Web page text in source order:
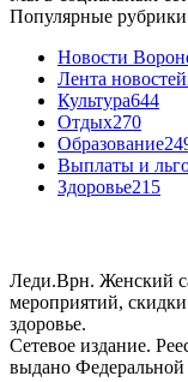
Популярные рубрики
Новости
Лента новостей
Культура644
Отдых270
Образование
Выплаты и
Здоровье215
Леди.Врн. Женский
мероприятий,
здоровье.
Сетевое издание.
выдано Федеральной